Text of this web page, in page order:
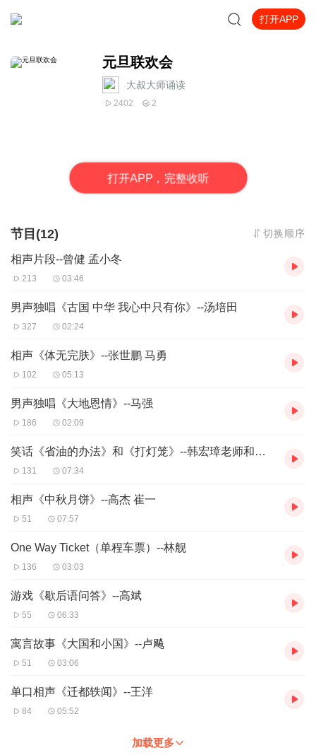
打开APP
元旦联欢会
大叔大师诵读
2402 2
打开APP，完整收听
节目(12) 切换顺序
相声片段--曾健 孟小冬
213 03:46
男声独唱《古国 中华 我心中只有你》--汤培田
327 02:24
相声《体无完肤》--张世鹏 马勇
102 05:13
男声独唱《大地恩情》--马强
186 02:09
笑话《省油的办法》和《打灯笼》--韩宏璋老师和田家昌老师
131 07:34
相声《中秋月饼》--高杰 崔一
51 07:57
One Way Ticket（单程车票）--林舰
136 03:03
游戏《歇后语问答》--高斌
55 06:33
寓言故事《大国和小国》--卢飚
51 03:06
单口相声《迁都轶闻》--王洋
84 05:52
加载更多